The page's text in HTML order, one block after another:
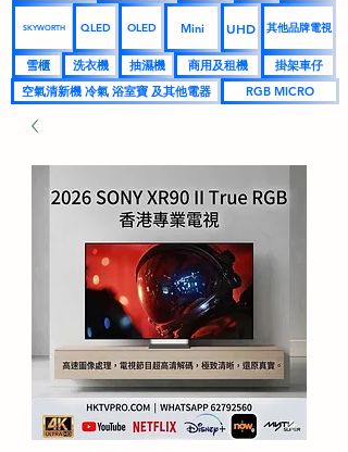
SKYWORTH QLED OLED Mini UHD 其他品牌電視
雪櫃 洗衣機 抽濕機 商用及租機
掛架車仔
空氣清新機 冷氣 浴室寶 及其他電器
RGB MICRO